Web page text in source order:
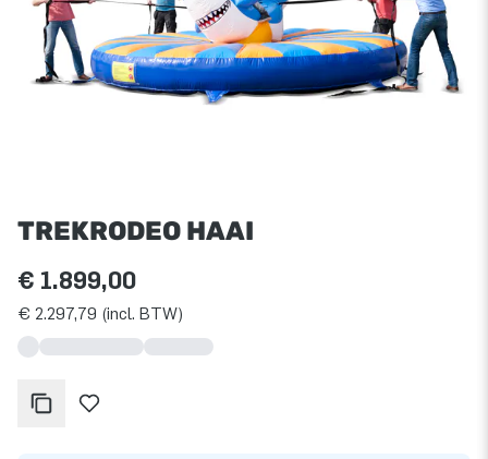
TREKRODEO HAAI
€ 1.899,00
€ 2.297,79 (incl. BTW)